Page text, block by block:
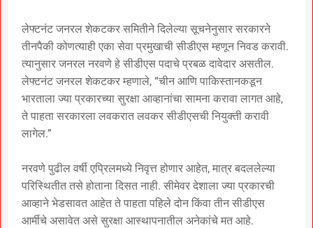
लेफ्टनंट जनरल शेकटकर समितीने दिलेल्या सूचनेनुसार सरकारने
तीनपैकी कोणत्याही एका सेवा प्रमुखाची सीडीएस म्हणून निवड करावी.
त्यानुसार जनरल नरवणे हे सीडीएस पदाचे प्रबळ दावेदार असतील.
लेफ्टनंट जनरल शेकटकर म्हणाले, “चीन आणि पाकिस्तानकडून
भारताला ज्या प्रकारच्या सुरक्षा आव्हानांचा सामना करावा लागत आहे,
ते पाहता सरकारला लवकरात लवकर सीडीएसची नियुक्ती करावी
लागेल.”
नरवणे पुढील वर्षी एप्रिलमध्ये निवृत्त होणार आहेत, मात्र बदललेल्या
परिस्थितीत तसे होताना दिसत नाही. सीमेवर देशाला ज्या प्रकारची
आव्हाने भेडसावत आहेत ते पाहता पहिले दोन किंवा तीन सीडीएस
आर्मीचे असावेत असे सुरक्षा आस्थापनातील अनेकांचे मत आहे.